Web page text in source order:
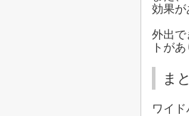
効果が
外出で
トがあ
ま
ワイ